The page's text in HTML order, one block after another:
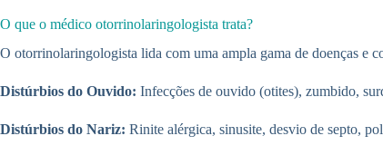
O que o médico otorrinolaringologista trata?
O otorrinolaringologista lida com uma ampla gama de doenças e
Distúrbios do Ouvido: Infecções de ouvido (otites), zumbido,
Distúrbios do Nariz: Rinite alérgica, sinusite, desvio de septo,